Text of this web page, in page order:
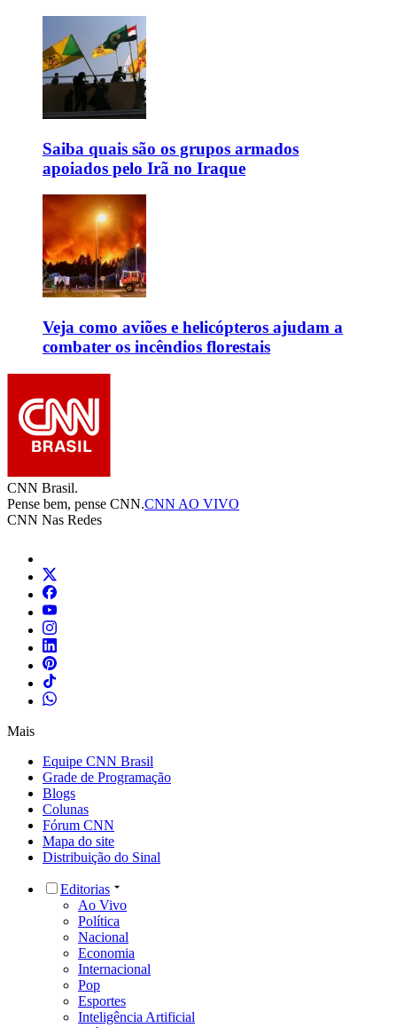
Saiba quais são os grupos armados
apoiados pelo Irã no Iraque
Veja como aviões e helicópteros ajudam a
combater os incêndios florestais
CNN Brasil.
Pense bem, pense CNN.CNN AO VIVO
CNN Nas Redes
Mais
Equipe CNN Brasil
Grade de Programação
Blogs
Colunas
Fórum CNN
Mapa do site
Distribuição do Sinal
Editorias
Ao Vivo
Política
Nacional
Economia
Internacional
Pop
Esportes
Inteligência Artificial